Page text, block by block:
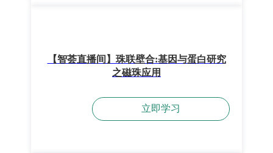
【智荟直播间】珠联壁合:基因与蛋白研究
之磁珠应用
立即学习